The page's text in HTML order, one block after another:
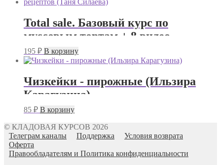
Total sale. Базовый курс по
муссовым тортам + 8 видео
рецептов (Таня Силаева)
195 ₽ В корзину
Чизкейки - пирожные (Ильзира
Карагузина)
85 ₽ В корзину
© КЛАДОВАЯ КУРСОВ 2026
Телеграм каналы
Поддержка
Условия возврата
Оферта
Правообладателям и Политика конфиденциальности